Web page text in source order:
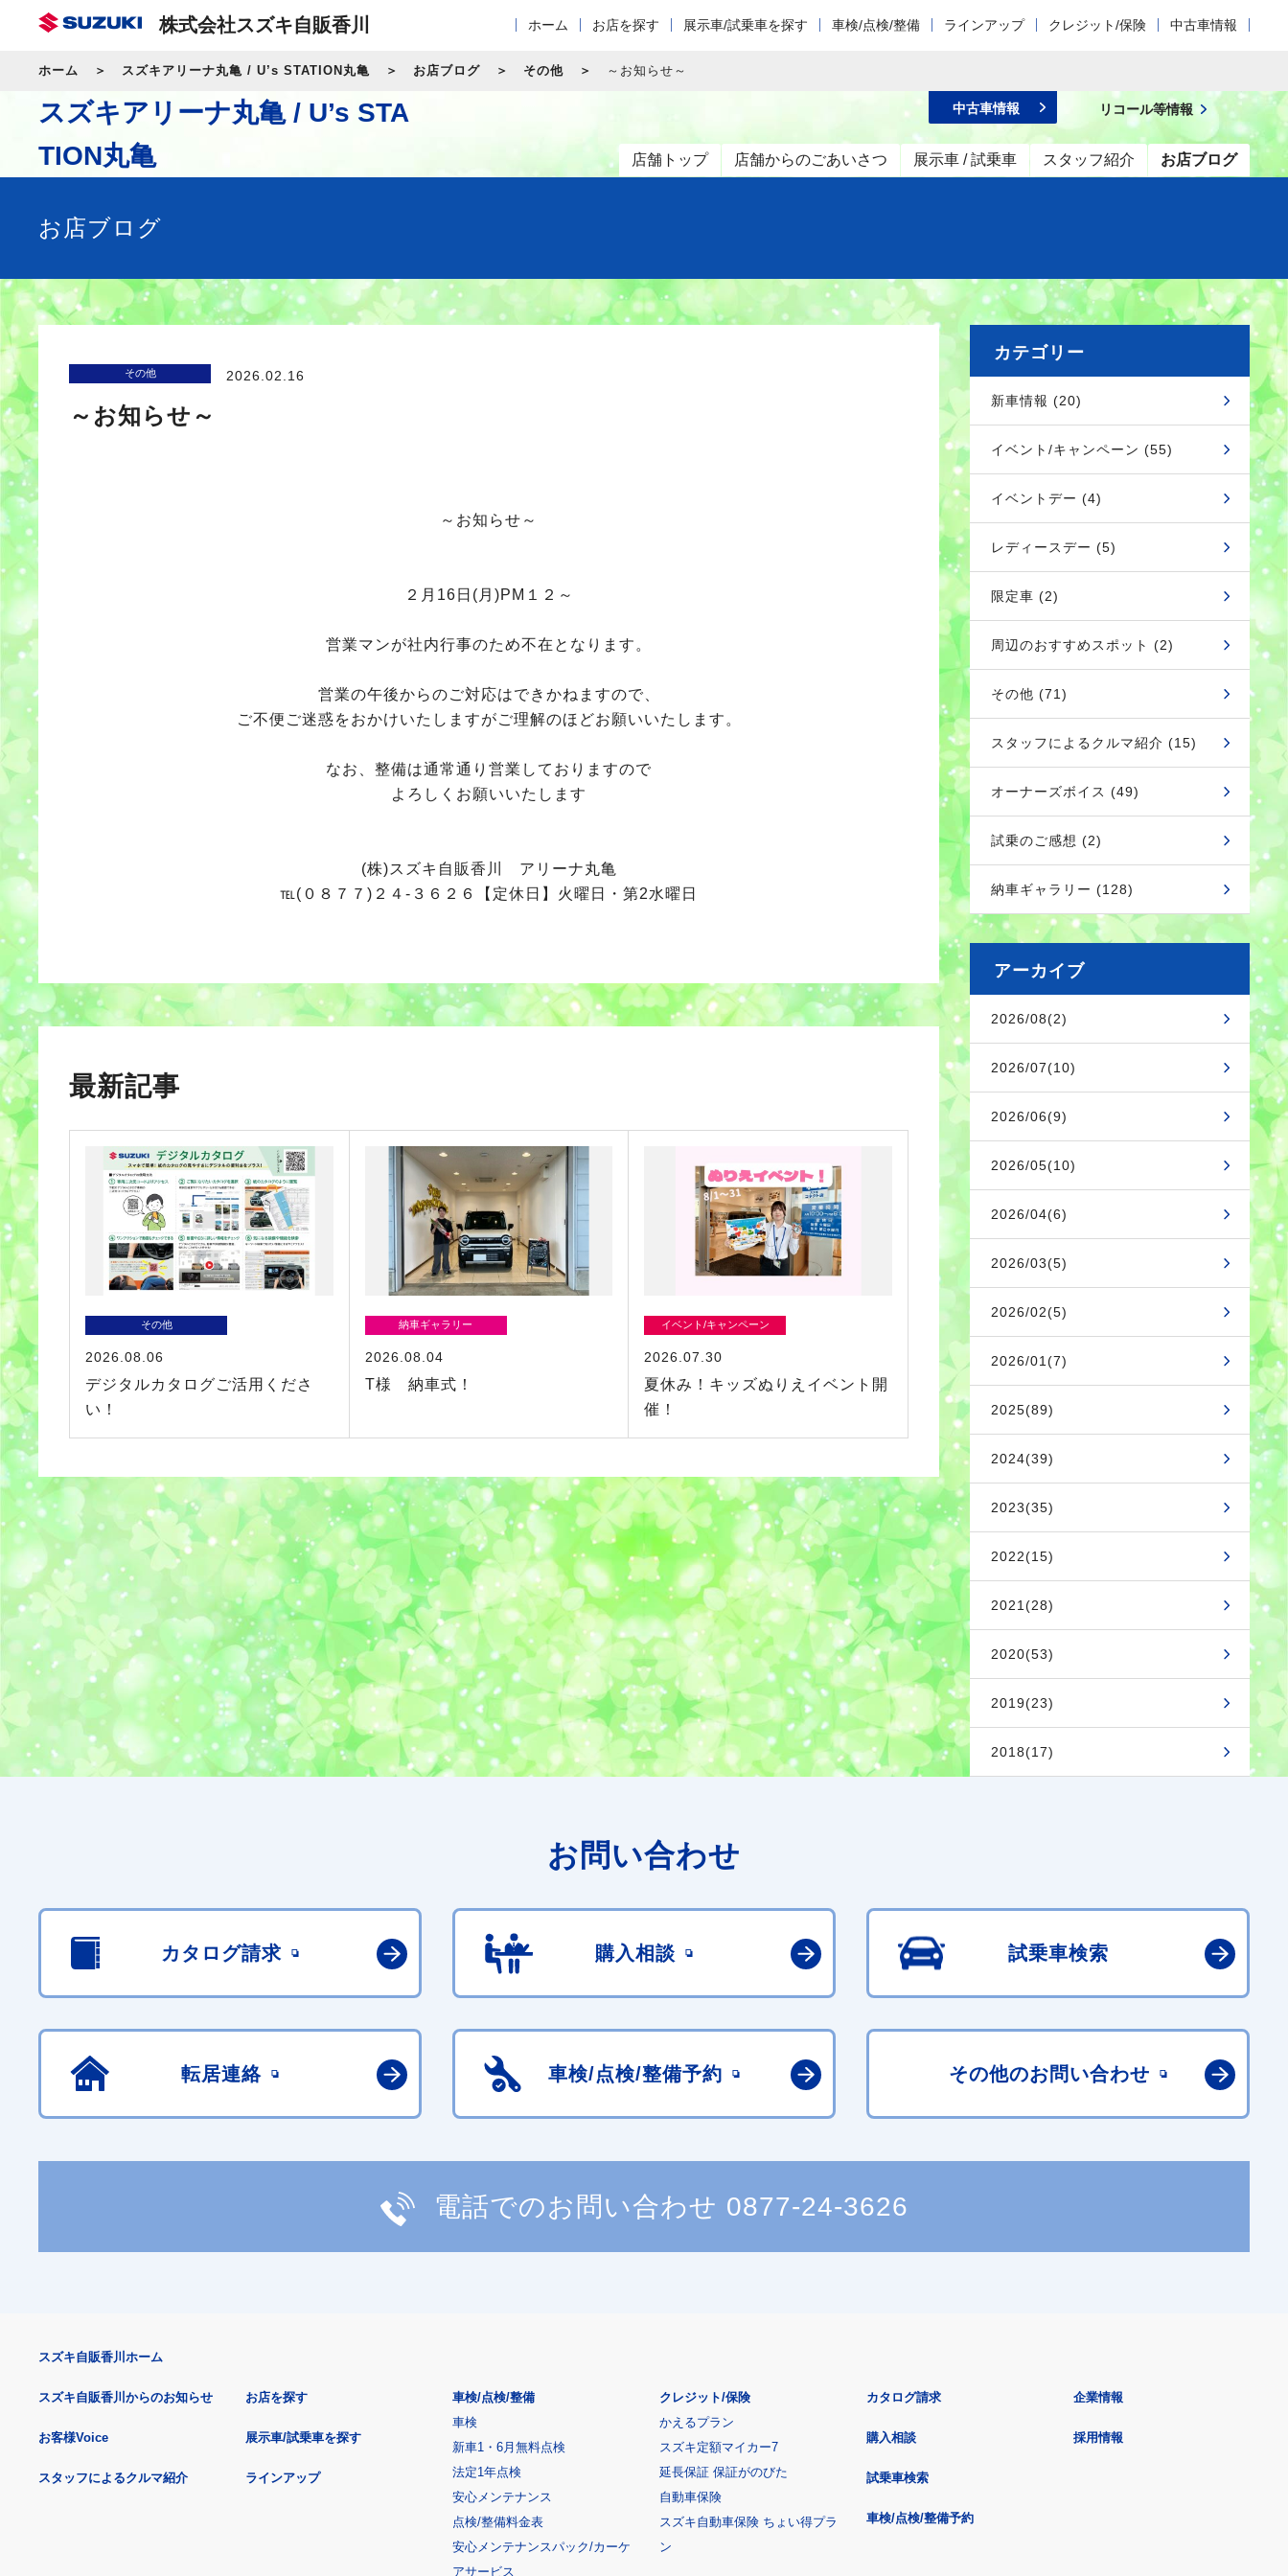
株式会社スズキ自販香川 ホーム お店を探す 展示車/試乗車を探す 車検/点検/整備 ラインアップ クレジット/保険 中古車情報
ホーム スズキアリーナ丸亀 / U’s STATION丸亀 お店ブログ その他 ～お知らせ～
スズキアリーナ丸亀 / U’s STA
TION丸亀
店舗トップ 店舗からのごあいさつ 展示車 / 試乗車 スタッフ紹介 お店ブログ
中古車情報 リコール等情報
お店ブログ
その他 2026.02.16
～お知らせ～
～お知らせ～
２月16日(月)PM１２～
営業マンが社内行事のため不在となります。
営業の午後からのご対応はできかねますので、
ご不便ご迷惑をおかけいたしますがご理解のほどお願いいたします。
なお、整備は通常通り営業しておりますので
よろしくお願いいたします
(株)スズキ自販香川 アリーナ丸亀
℡(０８７７)２４-３６２６【定休日】火曜日・第2水曜日
最新記事
その他
2026.08.06
デジタルカタログご活用くださ
い！
納車ギャラリー
2026.08.04
T様 納車式！
イベント/キャンペーン
2026.07.30
夏休み！キッズぬりえイベント開
催！
カテゴリー
新車情報 (20)
イベント/キャンペーン (55)
イベントデー (4)
レディースデー (5)
限定車 (2)
周辺のおすすめスポット (2)
その他 (71)
スタッフによるクルマ紹介 (15)
オーナーズボイス (49)
試乗のご感想 (2)
納車ギャラリー (128)
アーカイブ
2026/08(2)
2026/07(10)
2026/06(9)
2026/05(10)
2026/04(6)
2026/03(5)
2026/02(5)
2026/01(7)
2025(89)
2024(39)
2023(35)
2022(15)
2021(28)
2020(53)
2019(23)
2018(17)
お問い合わせ
カタログ請求 購入相談 試乗車検索
転居連絡 車検/点検/整備予約 その他のお問い合わせ
電話でのお問い合わせ 0877-24-3626
スズキ自販香川ホーム
スズキ自販香川からのお知らせ
お客様Voice
スタッフによるクルマ紹介
お店を探す
展示車/試乗車を探す
ラインアップ
車検/点検/整備
車検
新車1・6月無料点検
法定1年点検
安心メンテナンス
点検/整備料金表
安心メンテナンスパック/カーケ
アサービス
クレジット/保険
かえるプラン
スズキ定額マイカー7
延長保証 保証がのびた
自動車保険
スズキ自動車保険 ちょい得プラ
ン
カタログ請求
購入相談
試乗車検索
車検/点検/整備予約
企業情報
採用情報